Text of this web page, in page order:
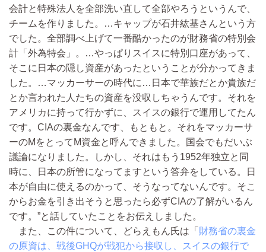
会計と特殊法人を全部洗い直して全部やろうというんで、
チームを作りました。…キャップが石井紘基さんという方
でした。全部調べ上げて一番酷かったのが財務省の特別会
計「外為特会」。…やっぱりスイスに特別口座があって、
そこに日本の隠し資産があったということが分かってきま
した。…マッカーサーの時代に…日本で華族だとか貴族だ
とか言われた人たちの資産を没収しちゃうんです。それを
アメリカに持って行かずに、スイスの銀行で運用してたん
です。CIAの裏金なんです、もともと。それをマッカーサ
ーのMをとってM資金と呼んできました。国会でもだいぶ
議論になりました。しかし、それはもう1952年独立と同
時に、日本の所管になってますという答弁をしている。日
本が自由に使えるのかって、そうなってないんです。そこ
からお金を引き出そうと思ったら必ずCIAの了解がいるん
です。”と話していたことをお伝えしました。
また、この件について、どらえもん氏は「 財務省の裏金
の原資は、戦後GHQが戦犯から接収し、スイスの銀行で